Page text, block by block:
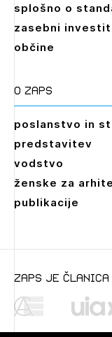
2019,2018,
Mesec
splošno o
zasebni
občine
O zaps
poslanstvo in
predstavitev
vodstvo
ženske za
publikacije
zaps je članica